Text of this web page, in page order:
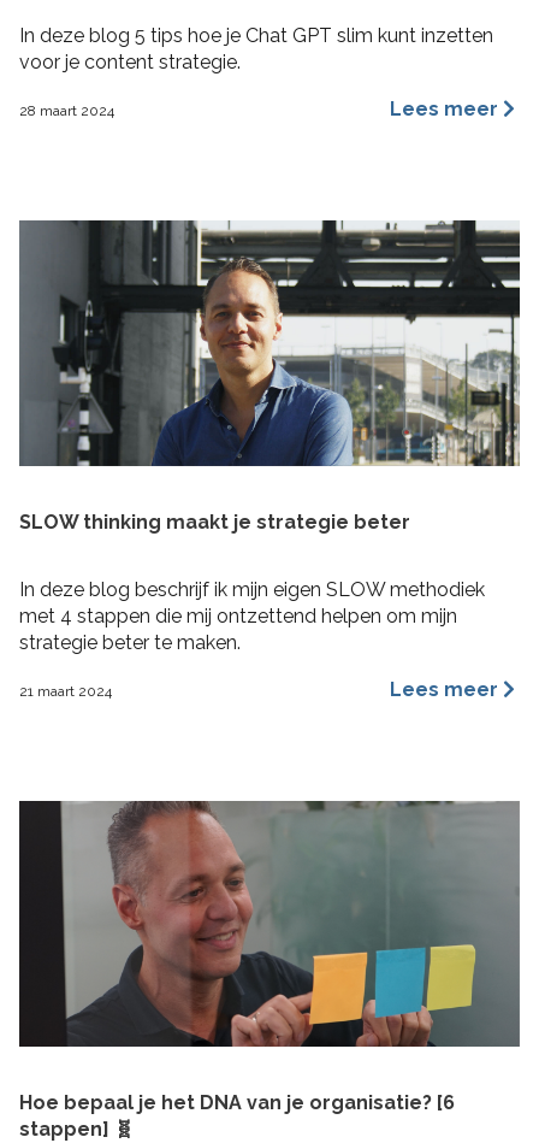
In deze blog 5 tips hoe je Chat GPT slim kunt inzetten
voor je content strategie.
28 maart 2024 Lees meer
SLOW thinking maakt je strategie beter
In deze blog beschrijf ik mijn eigen SLOW methodiek
met 4 stappen die mij ontzettend helpen om mijn
strategie beter te maken.
21 maart 2024 Lees meer
Hoe bepaal je het DNA van je organisatie? [6
stappen] 🧬